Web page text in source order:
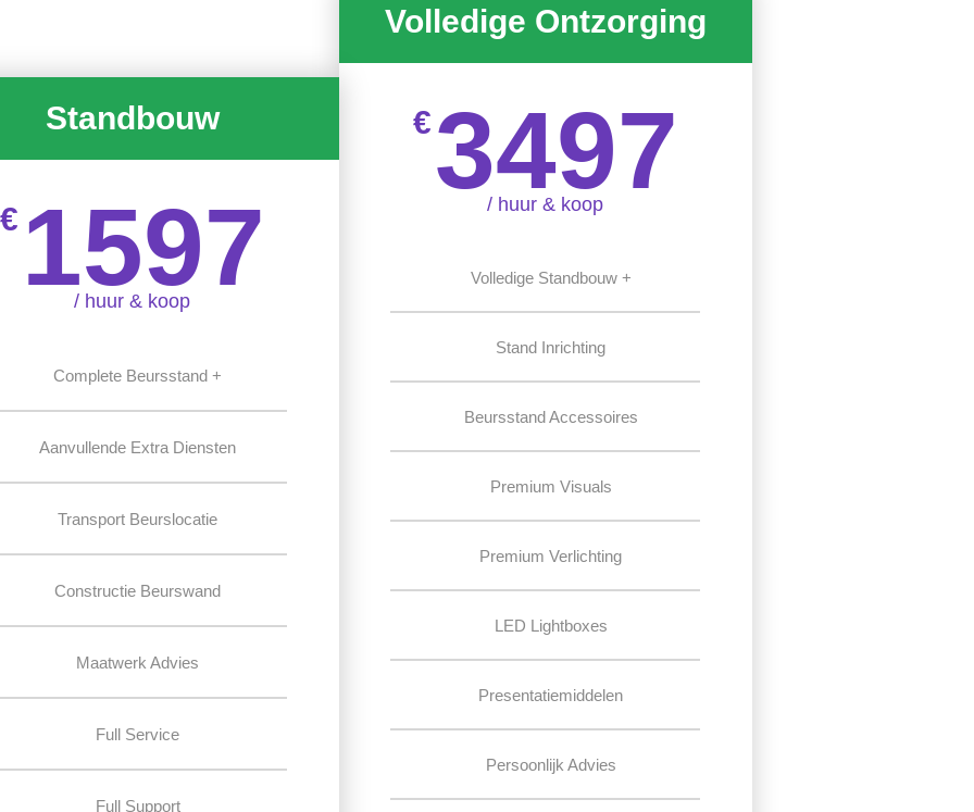
Standbouw
€ 1597
/ huur & koop
Complete Beursstand +
Aanvullende Extra Diensten
Transport Beurslocatie
Constructie Beurswand
Maatwerk Advies
Full Service
Full Support
Volledige Ontzorging
€3497
/ huur & koop
Volledige Standbouw +
Stand Inrichting
Beursstand Accessoires
Premium Visuals
Premium Verlichting
LED Lightboxes
Presentatiemiddelen
Persoonlijk Advies